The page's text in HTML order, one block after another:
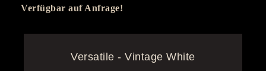
Verfügbar auf Anfrage!
Versatile - Vintage White